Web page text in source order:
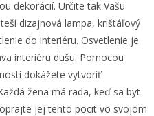
dekorácií. Určite tak Vašu
dizajnová lampa, krištáľový
do interiéru. Osvetlenie je
interiéru dušu. Pomocou
dokážete vytvoriť
žena má rada, keď sa byt
jej tento pocit vo svojom